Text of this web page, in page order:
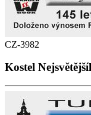
CZ-3982
Kostel